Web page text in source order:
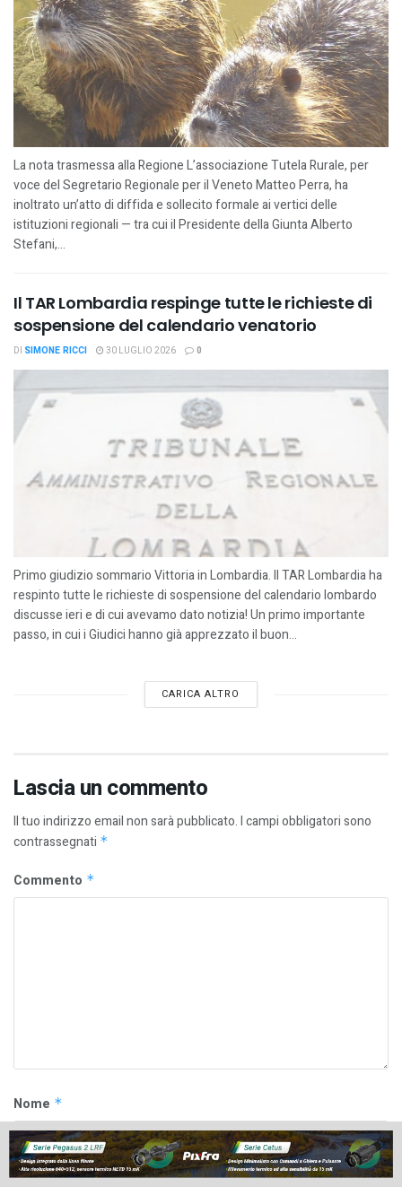
La nota trasmessa alla Regione L’associazione Tutela Rurale, per
voce del Segretario Regionale per il Veneto Matteo Perra, ha
inoltrato un’atto di diffida e sollecito formale ai vertici delle
istituzioni regionali — tra cui il Presidente della Giunta Alberto
Stefani,...
Il TAR Lombardia respinge tutte le richieste di
sospensione del calendario venatorio
DI SIMONE RICCI 30 LUGLIO 2026 0
Primo giudizio sommario Vittoria in Lombardia. Il TAR Lombardia ha
respinto tutte le richieste di sospensione del calendario lombardo
discusse ieri e di cui avevamo dato notizia! Un primo importante
passo, in cui i Giudici hanno già apprezzato il buon...
CARICA ALTRO
Lascia un commento
Il tuo indirizzo email non sarà pubblicato.I campi obbligatori sono
contrassegnati *
Commento *
Nome *